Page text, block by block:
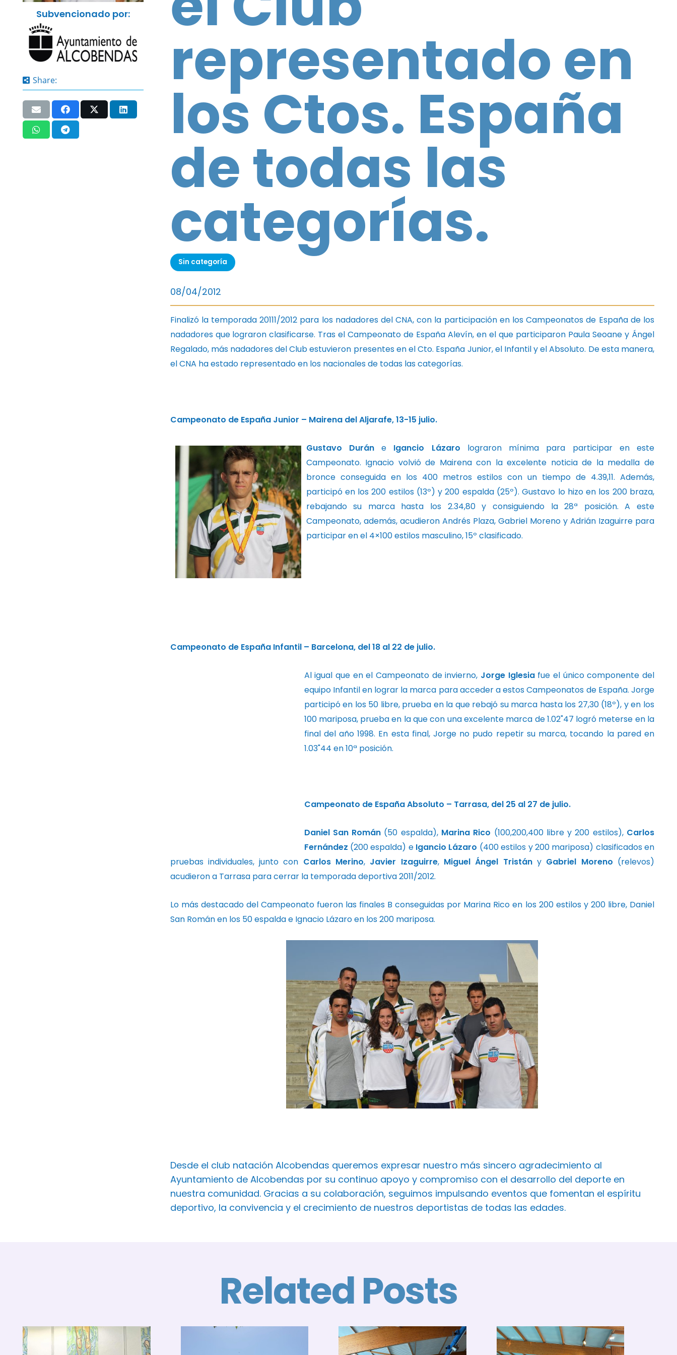
Subvencionado por:
Share: representado en
los Ctos. España
de todas las
categorías.
Sin categoría
08/04/2012
Finalizó la temporada 20111/2012 para los nadadores del CNA, con la participación en los Campeonatos de España de los
nadadores que lograron clasificarse. Tras el Campeonato de España Alevín, en el que participaron Paula Seoane y Ángel
Regalado, más nadadores del Club estuvieron presentes en el Cto. España Junior, el Infantil y el Absoluto. De esta manera,
el CNA ha estado representado en los nacionales de todas las categorías.
Campeonato de España Junior – Mairena del Aljarafe, 13-15 julio.
Gustavo Duráne Igancio Lázaro lograron mínima para participar en este
Campeonato. Ignacio volvió de Mairena con la excelente noticia de la medalla de
bronce conseguida en los 400 metros estilos con un tiempo de 4.39,11. Además,
participó en los 200 estilos (13º) y 200 espalda (25º). Gustavo lo hizo en los 200 braza,
rebajando su marca hasta los 2.34,80 y consiguiendo la 28ª posición. A este
Campeonato, además, acudieron Andrés Plaza, Gabriel Moreno y Adrián Izaguirre para
participar en el 4×100 estilos masculino, 15º clasificado.
Campeonato de España Infantil – Barcelona, del 18 al 22 de julio.
Al igual que en el Campeonato de invierno, Jorge Iglesia fue el único componente del
equipo Infantil en lograr la marca para acceder a estos Campeonatos de España. Jorge
participó en los 50 libre, prueba en la que rebajó su marca hasta los 27,30 (18º), y en los
100 mariposa, prueba en la que con una excelente marca de 1.02"47 logró meterse en la
final del año 1998. En esta final, Jorge no pudo repetir su marca, tocando la pared en
1.03"44 en 10ª posición.
Campeonato de España Absoluto – Tarrasa, del 25 al 27 de julio.
Daniel San Román (50 espalda), Marina Rico (100,200,400 libre y 200 estilos), Carlos
Fernández (200 espalda) e Igancio Lázaro (400 estilos y 200 mariposa) clasificados en
pruebas individuales, junto con Carlos Merino, Javier Izaguirre, Miguel Ángel Tristány Gabriel Moreno (relevos)
acudieron a Tarrasa para cerrar la temporada deportiva 2011/2012.
Lo más destacado del Campeonato fueron las finales B conseguidas por Marina Rico en los 200 estilos y 200 libre, Daniel
San Román en los 50 espalda e Ignacio Lázaro en los 200 mariposa.
Desde el club natación Alcobendas queremos expresar nuestro más sincero agradecimiento al
Ayuntamiento de Alcobendas por su continuo apoyo y compromiso con el desarrollo del deporte en
nuestra comunidad. Gracias a su colaboración, seguimos impulsando eventos que fomentan el espíritu
deportivo, la convivencia y el crecimiento de nuestros deportistas de todas las edades.
Related Posts